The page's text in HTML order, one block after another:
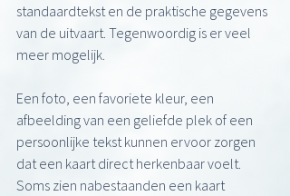
standaardtekst en de praktische gegevens
van de uitvaart. Tegenwoordig is er veel
meer mogelijk.
Een foto, een favoriete kleur, een
afbeelding van een geliefde plek of een
persoonlijke tekst kunnen ervoor zorgen
dat een kaart direct herkenbaar voelt.
Soms zien nabestaanden een kaart